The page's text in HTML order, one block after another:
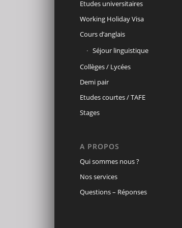
Etudes universitaires
Working Holiday Visa
Cours d’anglais
Séjour linguistique
Collèges / Lycées
Demi pair
Etudes courtes / TAFE
Stages
A PROPOS
Qui sommes nous ?
Nos services
Questions – Réponses